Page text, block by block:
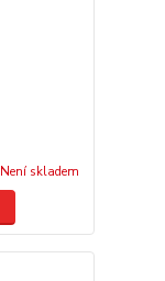
Není skladem